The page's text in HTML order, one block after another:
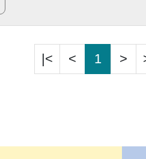
|< < 1 >